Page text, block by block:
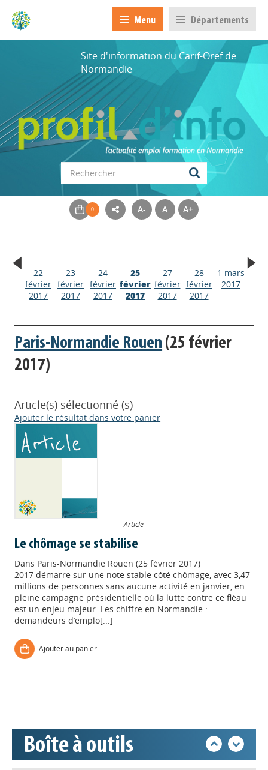
Menu Départements
Site d'information du Carif-Oref de
Normandie
A- A A+
22
février
2017
23
février
2017
24
février
2017
25
février
2017
27
février
2017
28
février
2017
1 mars
2017
Paris-Normandie Rouen (25 février
2017)
Article(s) sélectionné (s)
Ajouter le résultat dans votre panier
Article
Le chômage se stabilise
Dans Paris-Normandie Rouen (25 février 2017)
2017 démarre sur une note stable côté chômage, avec 3,47
millions de personnes sans aucune activité en janvier, en
pleine campagne présidentielle où la lutte contre ce fléau
est un enjeu majeur. Les chiffre en Normandie : -
demandeurs d’emplo[...]
Ajouter au panier
Boîte à outils
Appels à projets
Base documentaire